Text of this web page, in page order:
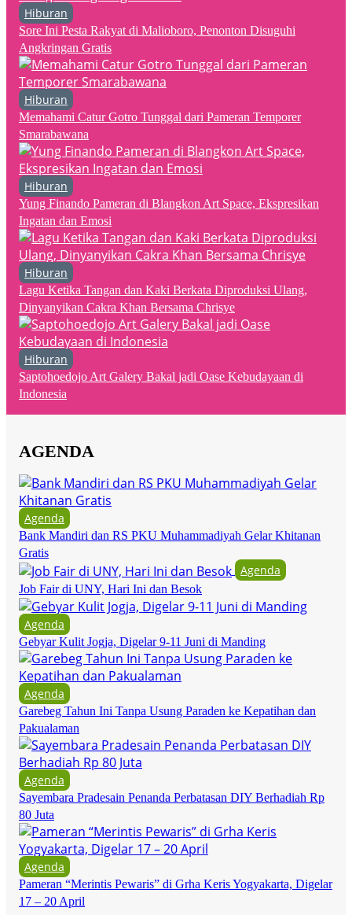
Hiburan
Sore Ini Pesta Rakyat di Malioboro, Penonton Disuguhi
Angkringan Gratis
Hiburan
Memahami Catur Gotro Tunggal dari Pameran Temporer
Smarabawana
Hiburan
Yung Finando Pameran di Blangkon Art Space, Ekspresikan
Ingatan dan Emosi
Hiburan
Lagu Ketika Tangan dan Kaki Berkata Diproduksi Ulang,
Dinyanyikan Cakra Khan Bersama Chrisye
Hiburan
Saptohoedojo Art Galery Bakal jadi Oase Kebudayaan di
Indonesia
AGENDA
Agenda
Bank Mandiri dan RS PKU Muhammadiyah Gelar Khitanan
Gratis
Agenda
Job Fair di UNY, Hari Ini dan Besok
Agenda
Gebyar Kulit Jogja, Digelar 9-11 Juni di Manding
Agenda
Garebeg Tahun Ini Tanpa Usung Paraden ke Kepatihan dan
Pakualaman
Agenda
Sayembara Pradesain Penanda Perbatasan DIY Berhadiah Rp
80 Juta
Agenda
Pameran “Merintis Pewaris” di Grha Keris Yogyakarta, Digelar
17 – 20 April